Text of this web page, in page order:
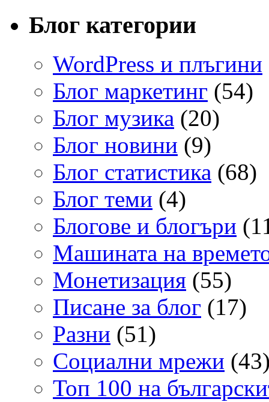
Блог категории
WordPress и плъгини
Блог маркетинг (54)
Блог музика (20)
Блог новини (9)
Блог статистика (68)
Блог теми (4)
Блогове и блогъри
Машината на
Монетизация (55)
Писане за блог (17)
Разни (51)
Социални мрежи
Топ 100 на